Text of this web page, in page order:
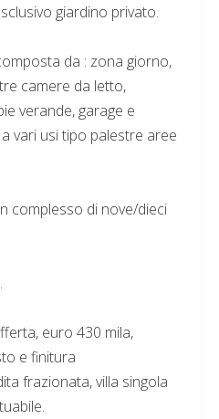
giardino privato.
da : zona giorno,
camere da letto,
verande, garage e
vari usi tipo palestre aree
complesso di nove/dieci
euro 430 mila,
e finitura
frazionata, villa singola